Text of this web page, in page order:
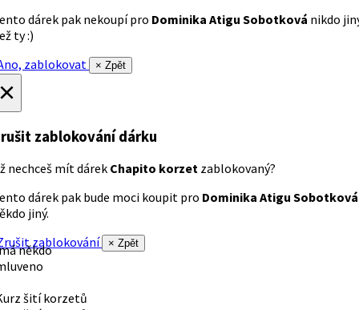
dárek pak nekoupí pro Dominika Atigu Sobotková nikdo
ty :)
zablokovat
× Zpět
zablokování dárku
nechceš mít dárek Chapito korzet zablokovaný?
dárek pak bude moci koupit pro Dominika Atigu Sobotková
jiný.
zablokování
× Zpět
někdo